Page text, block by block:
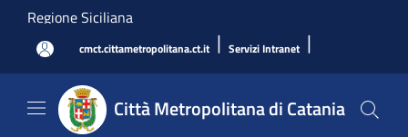
Salta al contenuto principale
Regione Siciliana
cmct.cittametropolitana.ct.it | Servizi Intranet |
Città Metropolitana di Catania